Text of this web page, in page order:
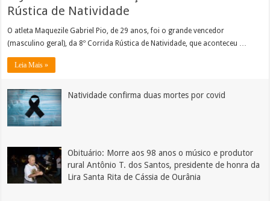
Rústica de Natividade
O atleta Maquezile Gabriel Pio, de 29 anos, foi o grande vencedor
(masculino geral), da 8º Corrida Rústica de Natividade, que aconteceu …
Leia Mais »
Natividade confirma duas mortes por covid
Obituário: Morre aos 98 anos o músico e produtor
rural Antônio T. dos Santos, presidente de honra da
Lira Santa Rita de Cássia de Ourânia